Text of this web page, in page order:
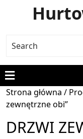
Strona główna /
zewnętrzne obi”
DRZWI